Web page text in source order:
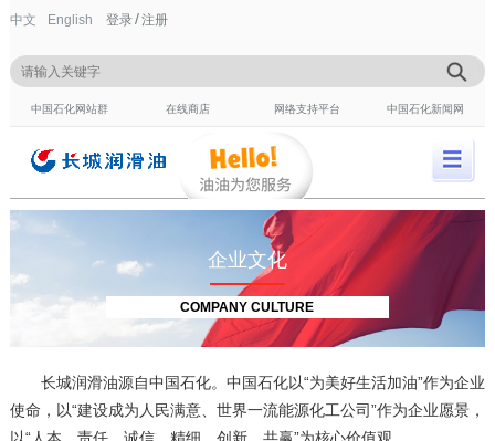
中文 English 登录/注册
中国石化网站群 在线商店 网络支持平台 中国石化新闻网
企业文化
COMPANY CULTURE
长城润滑油源自中国石化。中国石化以“为美好生活加油”作为企业
使命，以“建设成为人民满意、世界一流能源化工公司”作为企业愿景，